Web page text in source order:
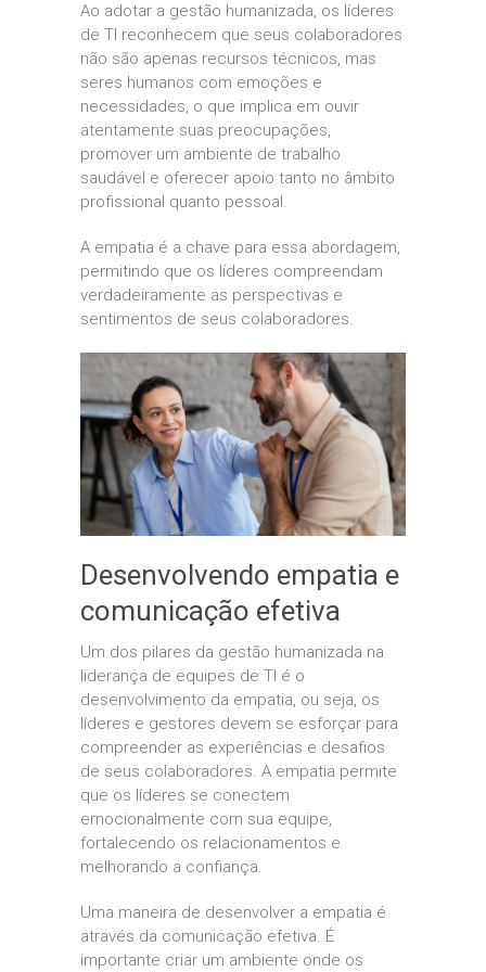
Ao adotar a gestão humanizada, os líderes
de TI reconhecem que seus colaboradores
não são apenas recursos técnicos, mas
seres humanos com emoções e
necessidades, o que implica em ouvir
atentamente suas preocupações,
promover um ambiente de trabalho
saudável e oferecer apoio tanto no âmbito
profissional quanto pessoal.
A empatia é a chave para essa abordagem,
permitindo que os líderes compreendam
verdadeiramente as perspectivas e
sentimentos de seus colaboradores.
Desenvolvendo empatia e
comunicação efetiva
Um dos pilares da gestão humanizada na
liderança de equipes de TI é o
desenvolvimento da empatia, ou seja, os
líderes e gestores devem se esforçar para
compreender as experiências e desafios
de seus colaboradores. A empatia permite
que os líderes se conectem
emocionalmente com sua equipe,
fortalecendo os relacionamentos e
melhorando a confiança.
Uma maneira de desenvolver a empatia é
através da comunicação efetiva. É
importante criar um ambiente onde os